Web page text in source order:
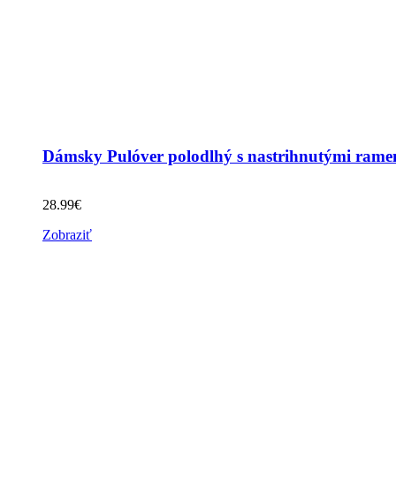
Dámsky Pulóver polodlhý s nastrihnutými
28.99€
Zobraziť